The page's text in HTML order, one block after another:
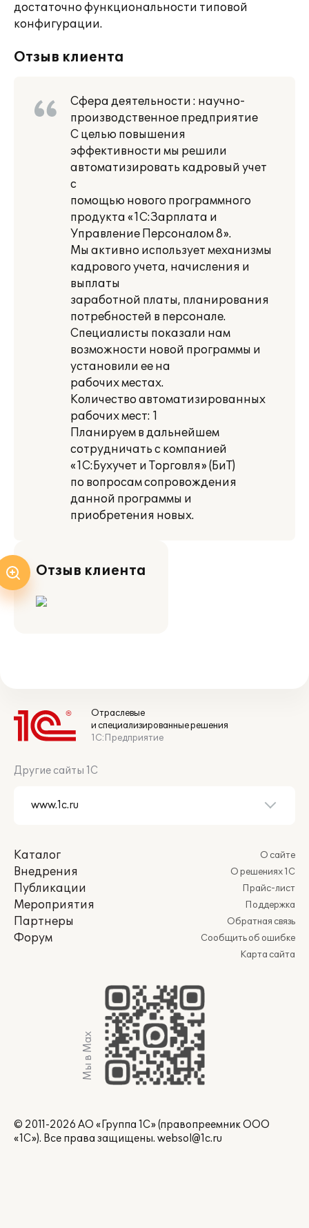
достаточно функциональности типовой
конфигурации.
Отзыв клиента
Сфера деятельности : научно-
производственное предприятие
С целью повышения
эффективности мы решили
автоматизировать кадровый учет
с
помощью нового программного
продукта «1С:Зарплата и
Управление Персоналом 8».
Мы активно использует механизмы
кадрового учета, начисления и
выплаты
заработной платы, планирования
потребностей в персонале.
Специалисты показали нам
возможности новой программы и
установили ее на
рабочих местах.
Количество автоматизированных
рабочих мест: 1
Планируем в дальнейшем
сотрудничать с компанией
«1С:Бухучет и Торговля» (БиТ)
по вопросам сопровождения
данной программы и
приобретения новых.
Отзыв клиента
Отраслевые
и специализированные решения
1С:Предприятие
Другие сайты 1С
Каталог
Внедрения
Публикации
Мероприятия
Партнеры
Форум
О сайте
О решениях 1С
Прайс-лист
Поддержка
Обратная связь
Сообщить об ошибке
Карта сайта
Мы в Max
© 2011-2026 АО «Группа 1С» (правопреемник ООО
«1С»). Все права защищены. websol@1c.ru